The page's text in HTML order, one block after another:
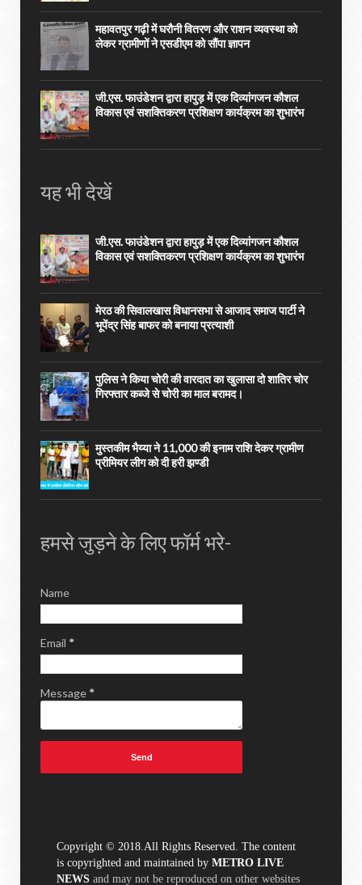
महावतपुर गढ़ी में घरौनी वितरण और राशन व्यवस्था को
लेकर ग्रामीणों ने एसडीएम को सौंपा ज्ञापन
जी.एस. फाउंडेशन द्वारा हापुड़ में एक दिव्यांगजन कौशल
विकास एवं सशक्तिकरण प्रशिक्षण कार्यक्रम का शुभारंभ
यह भी देखें
जी.एस. फाउंडेशन द्वारा हापुड़ में एक दिव्यांगजन कौशल
विकास एवं सशक्तिकरण प्रशिक्षण कार्यक्रम का शुभारंभ
मेरठ की सिवालखास विधानसभा से आजाद समाज पार्टी ने
भूपेंद्र सिंह बाफर को बनाया प्रत्याशी
पुलिस ने किया चोरी की वारदात का खुलासा दो शातिर चोर
गिरफ्तार कब्जे से चोरी का माल बरामद।
मुस्तकीम भैय्या ने 11,000 की इनाम राशि देकर ग्रामीण
प्रीमियर लीग को दी हरी झण्डी
हमसे जुड़ने के लिए फॉर्म भरे-
Name
Email *
Message *
Copyright © 2018.All Rights Reserved. The content
is copyrighted and maintained by METRO LIVE
NEWS and may not be reproduced on other websites